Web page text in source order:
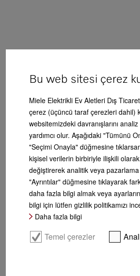
Ürün
Servis
Bu web sitesi çerez
Miele Elektrikli Ev Aletleri Dış
çerez (üçüncü taraf çerezleri dahil)
websitemizdeki davranışlarını
yardımcı olur. Aşağıdaki "Tümünü
"Seçimi Onayla" düğmesine
kişisel verilerin birbiriyle ilişkili olarak
değiştirerek analitik veya
"Ayrıntılar" düğmesine tıklayarak
daha fazla bilgi almak veya
bilgi için lütfen gizlilik politikamızı
Daha fazla bilgi
Temel çerezler